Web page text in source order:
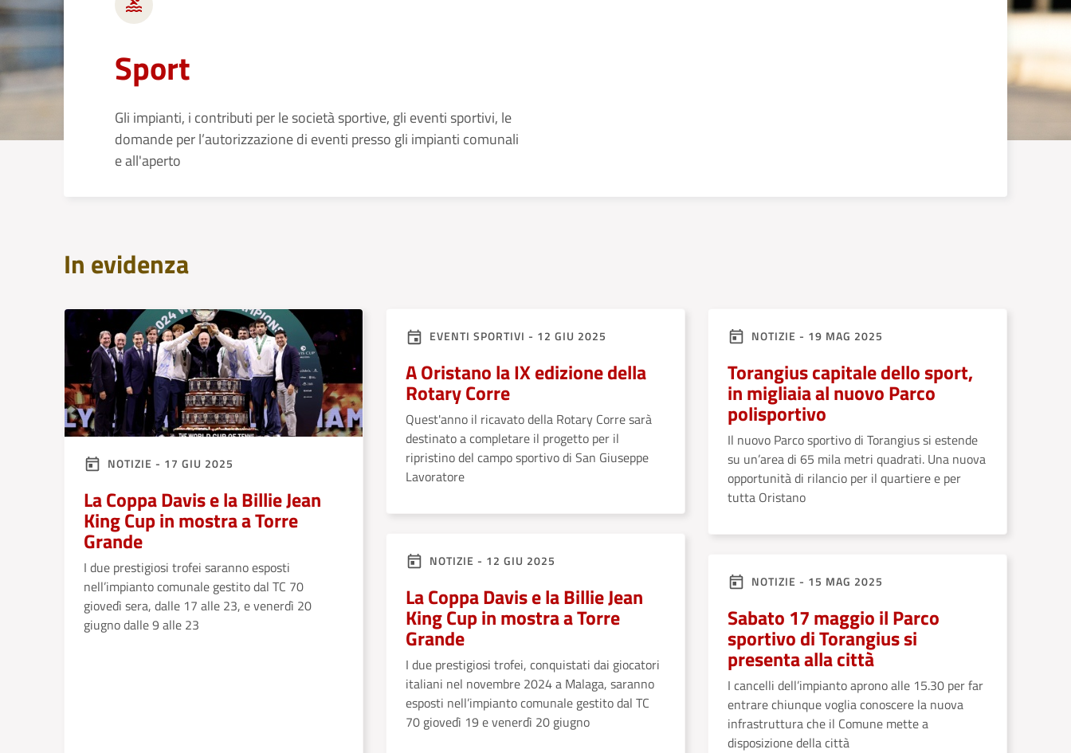
Sport
Gli impianti, i contributi per le società sportive, gli eventi sportivi, le
domande per l’autorizzazione di eventi presso gli impianti comunali
e all'aperto
In evidenza
NOTIZIE - 17 GIU 2025
La Coppa Davis e la Billie Jean
King Cup in mostra a Torre
Grande
I due prestigiosi trofei saranno esposti
nell’impianto comunale gestito dal TC 70
giovedì sera, dalle 17 alle 23, e venerdì 20
giugno dalle 9 alle 23
EVENTI SPORTIVI - 12 GIU 2025
A Oristano la IX edizione della
Rotary Corre
Quest'anno il ricavato della Rotary Corre sarà
destinato a completare il progetto per il
ripristino del campo sportivo di San Giuseppe
Lavoratore
NOTIZIE - 12 GIU 2025
La Coppa Davis e la Billie Jean
King Cup in mostra a Torre
Grande
I due prestigiosi trofei, conquistati dai giocatori
italiani nel novembre 2024 a Malaga, saranno
esposti nell’impianto comunale gestito dal TC
70 giovedì 19 e venerdì 20 giugno
NOTIZIE - 19 MAG 2025
Torangius capitale dello sport,
in migliaia al nuovo Parco
polisportivo
Il nuovo Parco sportivo di Torangius si estende
su un’area di 65 mila metri quadrati. Una nuova
opportunità di rilancio per il quartiere e per
tutta Oristano
NOTIZIE - 15 MAG 2025
Sabato 17 maggio il Parco
sportivo di Torangius si
presenta alla città
I cancelli dell’impianto aprono alle 15.30 per far
entrare chiunque voglia conoscere la nuova
infrastruttura che il Comune mette a
disposizione della città